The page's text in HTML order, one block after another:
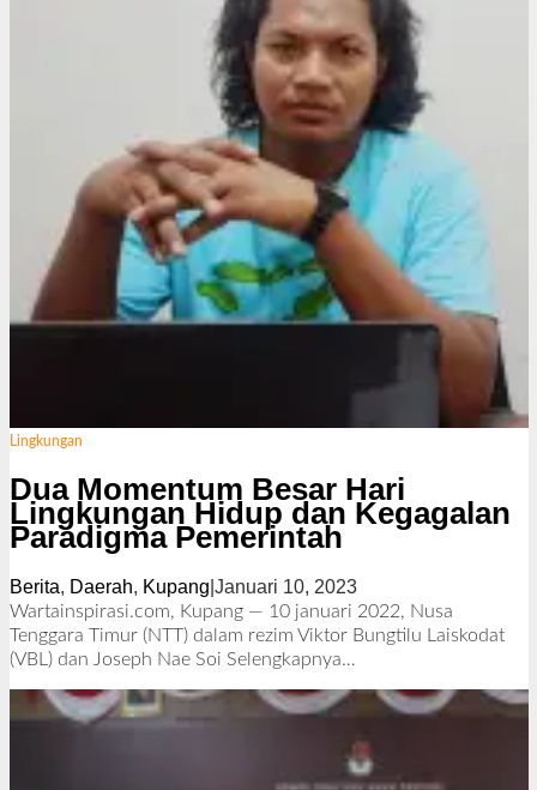
Lingkungan
Dua Momentum Besar Hari
Lingkungan Hidup dan Kegagalan
Paradigma Pemerintah
Berita, Daerah, Kupang Januari 10, 2023o
l
e
a
k
Wartainspirasi.com, Kupang — 10 januari 2022, Nusa
Tenggara Timur (NTT) dalam rezim Viktor Bungtilu Laiskodat
(VBL) dan Joseph Nae Soi Selengkapnya…